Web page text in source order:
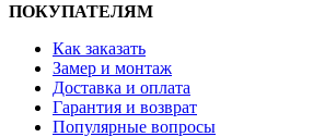
ПОКУПАТЕЛЯМ
Как заказать
Замер и монтаж
Доставка и оплата
Гарантия и возврат
Популярные вопросы